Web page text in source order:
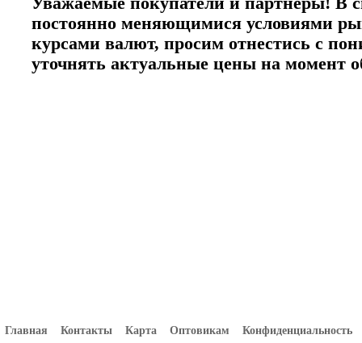
постоянно меняющимися условиями
курсами валют, просим отнестись с
уточнять актуальные цены на момент
Главная Контакты Карта Оптовикам
Конфиденциальность